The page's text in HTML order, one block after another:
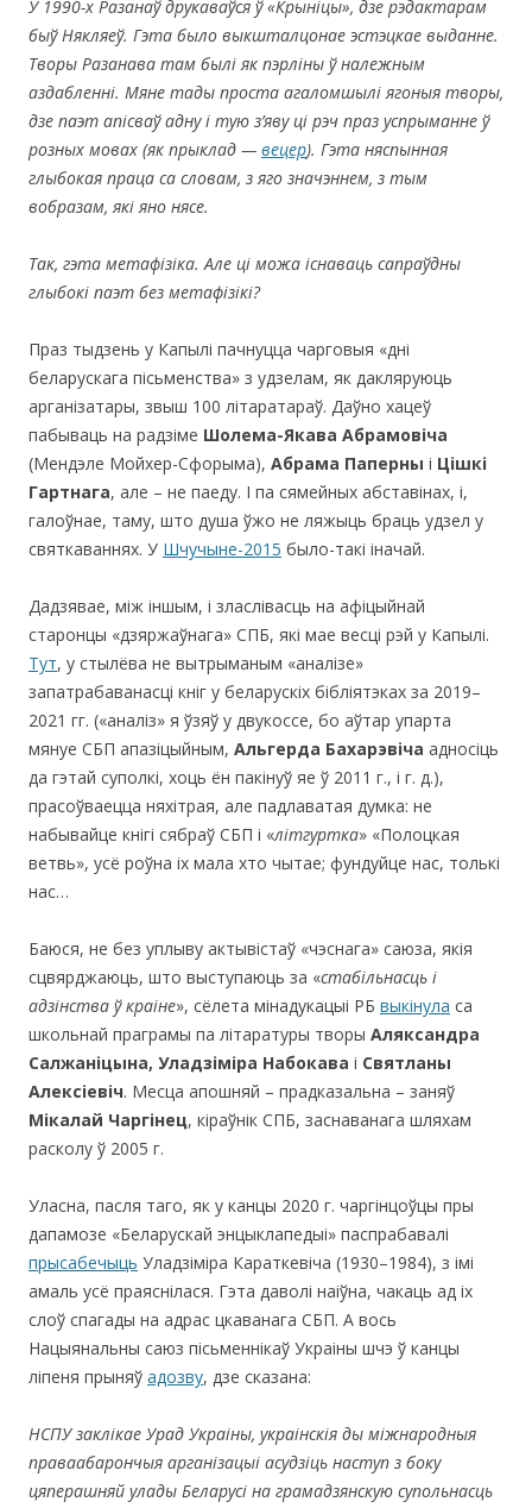
У 1990-х Разанаў друкаваўся ў«Крыніцы», дзе рэдактарам
быў Някляеў. Гэта было выкшталцонае эстэцкае выданне.
Творы Разанава там былі як пэрліны ў належным
аздабленні. Мяне тады проста агаломшылі ягоныя творы,
дзе паэт апісваў адну і тую з’яву ці рэч праз успрыманне ў
розных мовах (як прыклад — вецер). Гэта няспынная
глыбокая праца са словам, з яго значэннем, з тым
вобразам, які яно нясе.
Так, гэта метафізіка. Але ці можа існаваць сапраўдны
глыбокі паэт без метафізікі?
Праз тыдзень у Капылі пачнуцца чарговыя «дні
беларускага пісьменства» з удзелам, як дакляруюць
арганізатары, звыш 100 літаратараў. Даўно хацеў
пабываць на радзіме Шолема-Якава Абрамовіча
(Мендэле Мойхер-Сфорыма), Абрама Паперны і Цішкі
Гартнага, але – не паеду. І па сямейных абставінах, і,
галоўнае, таму, што душа ўжо не ляжыць браць удзел у
святкаваннях. У Шчучыне-2015 было-такі іначай.
Дадзявае, між іншым, і зласлівасць на афіцыйнай
старонцы «дзяржаўнага» СПБ, які мае весці рэй у Капылі.
Тут, у стылёва не вытрыманым «аналізе»
запатрабаванасці кніг у беларускіх бібліятэках за 2019–
2021 гг. («аналіз» я ўзяў у двукоссе, бо аўтар упарта
мянуе СБП апазіцыйным, Альгерда Бахарэвіча адносіць
да гэтай суполкі, хоць ён пакінуў яе ў 2011 г., і г. д.),
прасоўваецца няхітрая, але падлаватая думка: не
набывайце кнігі сябраў СБП і «літгуртка» «Полоцкая
ветвь», усё роўна іх мала хто чытае; фундуйце нас, толькі
нас…
Баюся, не без уплыву актывістаў «чэснага» саюза, якія
сцвярджаюць, што выступаюць за «стабільнасць і
адзінства ў краіне», сёлета мінадукацыі РБ выкінула са
школьнай праграмы па літаратуры творы Аляксандра
Салжаніцына, Уладзіміра Набокава і Святланы
Алексіевіч. Месца апошняй – прадказальна – заняў
Мікалай Чаргінец, кіраўнік СПБ, заснаванага шляхам
расколу ў 2005 г.
Уласна, пасля таго, як у канцы 2020 г. чаргінцоўцы пры
дапамозе «Беларускай энцыклапедыі» паспрабавалі
прысабечыць Уладзіміра Караткевіча (1930–1984), з імі
aмаль усё праяснілася. Гэта даволі наіўна, чакаць ад іх
слоў спагады на адрас цкаванага СБП. А вось
Нацыянальны саюз пісьменнікаў Украіны шчэ ў канцы
ліпеня прыняў адозву, дзе сказана:
НСПУ заклікае Урад Украіны, украінскія ды міжнародныя
праваабарончыя арганізацыі асудзіць наступ з боку
цяперашняй улады Беларусі на грамадзянскую супольнасць